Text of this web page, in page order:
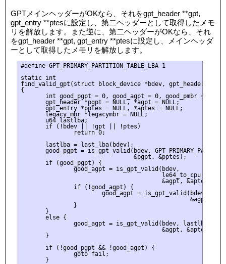
GPTメインヘッダーがOKなら、それをgpt_header **gpt,
gpt_entry **ptesに設定し、第二ヘッダーとして取得したメモ
リを解放します。また逆に、第二ヘッダーがOKなら、それ
をgpt_header **gpt, gpt_entry **ptesに設定し、メインヘッダ
ーとして取得したメモリを解放します。
#define GPT_PRIMARY_PARTITION_TABLE_LBA 1
static int
find_valid_gpt(struct block_device *bdev, gpt_header
{
       int good_pgpt = 0, good_agpt = 0, good_pmbr = 0;
       gpt_header *pgpt = NULL, *agpt = NULL;
       gpt_entry *pptes = NULL, *aptes = NULL;
       legacy_mbr *legacymbr = NULL;
       u64 lastlba;
       if (!bdev || !gpt || !ptes)
               return 0;
       lastlba = last_lba(bdev);
good_pgpt = is_gpt_valid(bdev,
                                &pgpt, &pptes);
       if (good_pgpt) {
               good_agpt = is_gpt_valid(bdev,
le64_to_cpu(pgpt-
                                        &agpt, &aptes);
               if (!good_agpt) {
good_agpt = is_gpt_valid(bdev,
&agpt,
               }
       }
       else {
               good_agpt = is_gpt_valid(bdev, lastlba,
                                        &agpt, &aptes);
       }
       if (!good_pgpt && !good_agpt) {
               goto fail;
       }